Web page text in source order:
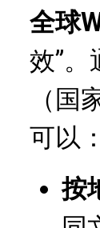
全球
效”。
（
可以：
按